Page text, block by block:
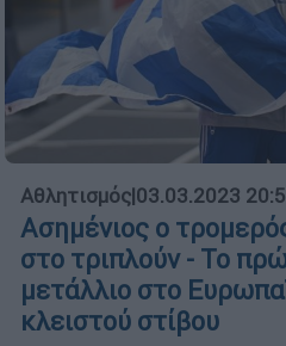
Αθλητισμός|03.03.2023
Ασημένιος ο
στο τριπλούν - Το
μετάλλιο στο
κλειστού στίβου